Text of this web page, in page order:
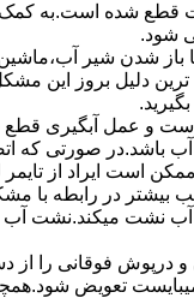
ﻗﻄﻊ ﺷﺪه اﺳﺖ.به
شود.
ﺑﺎز ﺷﺪن ﺷﯿﺮ
ترین دلیل بروز این
اﺳﺖ و ﻋﻤﻞ آﺑﮕﯿﺮی
صورتی که
است ایراد از
در رابطه با
ﮐﺎر آب ﻧﺸﺖ
و درپوش ﻓﻮﻗﺎﻧﯽ را
ﺗﻌﻮﯾﺾ